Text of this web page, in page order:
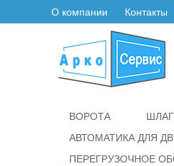
О компании Контакты
ВОРОТА
АВТОМАТИКА ДЛЯ
ПЕРЕГРУЗОЧНОЕ